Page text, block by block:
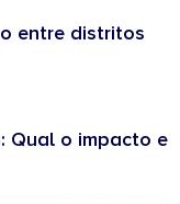
entre distritos
Qual o impacto e